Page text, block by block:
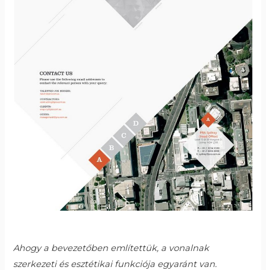
Ahogy a bevezetőben említettük, a vonalnak
szerkezeti és esztétikai funkciója egyaránt van.